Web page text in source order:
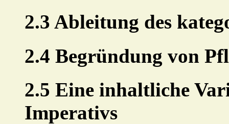
2.3 Ableitung des
2.4 Begründung von
2.5 Eine inhaltliche
Imperativs